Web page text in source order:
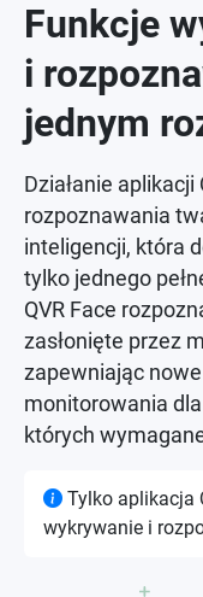
Funkcje
i
jednym
Działanie
rozpoznawania
inteligencji, która
tylko jednego
QVR Face
zasłonięte przez
zapewniając
monitorowania
których
Tylko aplikacja
wykrywanie i